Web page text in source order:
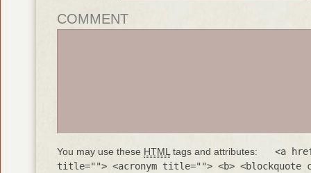
COMMENT
You may use these HTMLtags and attributes:
<a
title=""> <acronym title=""> <b> <blockquote